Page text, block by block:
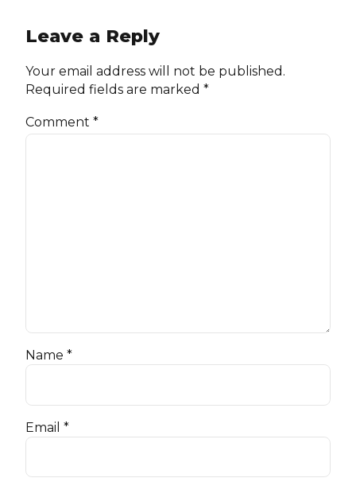
Leave a Reply
Your email address will not be published.
Required fields are marked *
Comment *
Name *
Email *